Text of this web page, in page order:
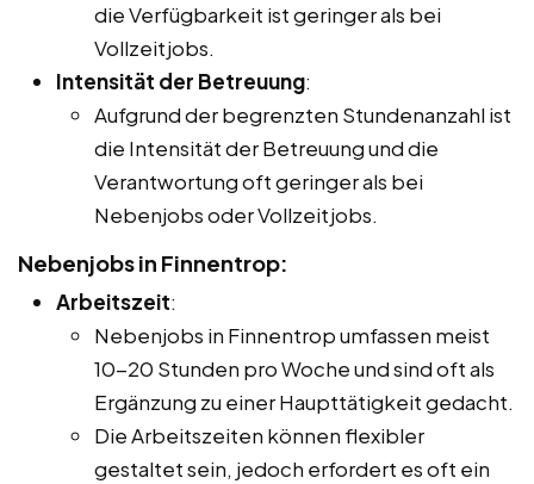
die Verfügbarkeit ist geringer als bei
Vollzeitjobs.
Intensität der Betreuung:
Aufgrund der begrenzten Stundenanzahl ist
die Intensität der Betreuung und die
Verantwortung oft geringer als bei
Nebenjobs oder Vollzeitjobs.
Nebenjobs in Finnentrop:
Arbeitszeit:
Nebenjobs in Finnentrop umfassen meist
10-20 Stunden pro Woche und sind oft als
Ergänzung zu einer Haupttätigkeit gedacht.
Die Arbeitszeiten können flexibler
gestaltet sein, jedoch erfordert es oft ein